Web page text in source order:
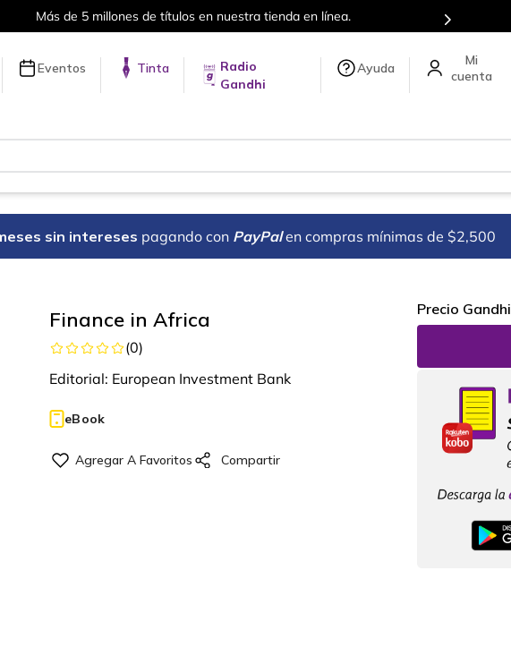
Más de 5 millones de títulos en nuestra tienda en línea.
Eventos Tinta
Radio
Gandhi
Ayuda
sin intereses pagando con PayPal en compras mínimas de $2,500
Finance in Africa
(0)
Editorial: European Investment Bank
eBook
Precio Gandhi